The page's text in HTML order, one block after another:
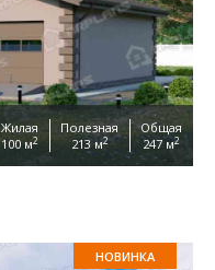
Жилая
100 м2
Полезная
213 м2
Общая
247 м2
НОВИНКА